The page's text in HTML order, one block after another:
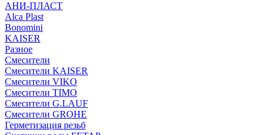
АНИ-ПЛАСТ
Alca Plast
Bonomini
KAISER
Разное
Смесители
Смесители KAISER
Смесители VIKO
Смесители TIMO
Смесители G.LAUF
Смесители GROHE
Герметизация резьб